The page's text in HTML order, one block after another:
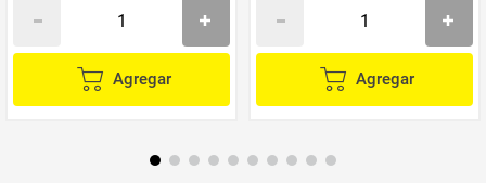
Agregar Agregar